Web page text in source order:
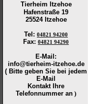
Tierheim Itzehoe
Hafenstraße 19
25524 Itzehoe
Tel : 04821 94200
Fax: 04821 94290
E-Mail:
info@tierheim-itzehoe.de
( Bitte geben Sie bei jedem
E-Mail
Kontakt Ihre
Telefonnummer an )